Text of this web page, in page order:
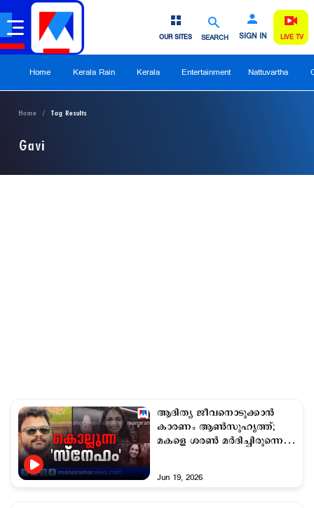
SEARCH SIGN IN
OUR SITES LIVE TV
Home Kerala Rain Kerala Entertainment Nattuvartha
Home Tag Results
Gavi
ആദിത്യ ജീവനൊടുക്കാന്‍
കാരണം ആണ്‍സുഹൃത്ത്;
മകളെ ശരണ്‍ മര്‍ദിച്ചിരുന്നെന്ന്
Jun 19, 2026